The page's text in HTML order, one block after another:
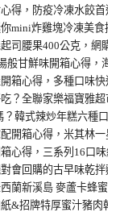
得，防疫冷凍水餃首
mini炸雞塊冷凍美食
司腰果400公克，網購
般甘鮮味開箱心得，海
箱心得，多種口味快
？全聯家樂福寶雅超
？韓式辣炒年糕六種口
開箱心得，米其林一
心得，三系列16口味
會回購的古早味乾拌
蘭新溪島 麥蘆卡蜂蜜
&招牌特厚蜜汁豬肉乾